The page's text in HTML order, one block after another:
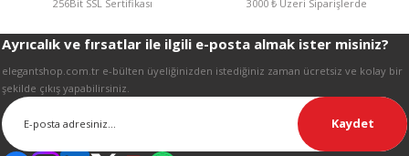
Gönder
256Bit SSL Sertifikası 3000 ₺ Üzeri Siparişlerde
Ayrıcalık ve fırsatlar ile ilgili e-posta almak ister misiniz?
elegantshop.com.tr e-bülten üyeliğinizden istediğiniz zaman ücretsiz ve kolay bir
şekilde çıkış yapabilirsiniz.
Kaydet